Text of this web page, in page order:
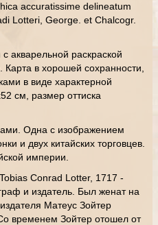
accuratissime delineatum
Lotteri, George. et Chalcogr.
акварельной раскраской
Карта в хорошей сохранности,
в виде характерной
см, размер оттиска
Одна с изображением
и двух китайских торговцев.
империи.
Conrad Lotter, 1717 -
и издатель. Был женат на
Матеус Зойтер
временем Зойтер отошел от